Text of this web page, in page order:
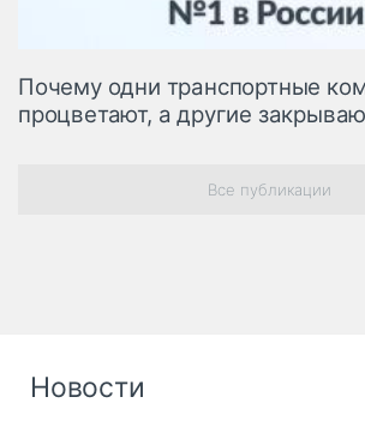
Почему одни транспортные
процветают, а другие
Все публикации
Новости